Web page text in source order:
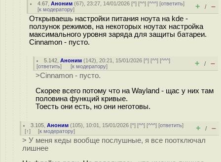
4.67 ,Аноним (67), 23:27, 14/01/2026 [^] [^^] [^^^] [ответить]
[к модератору] + / –
Открываешь настройки питания ноута на kde -
ползунок режимов, на некоторых ноутах настройка
максимального уровня заряда для защиты батареи.
Cinnamon - пусто.
5.142 ,Аноним (142), 20:21, 15/01/2026 [^] [^^] [^^^]
[ответить] [к модератору] + / –
>Cinnamon - пусто.
Скорее всего потому что на Wayland - щас у них там
половина функций кривые.
Тоесть они есть, но они неготовы.
3.105 ,Аноним (105), 10:01, 15/01/2026 [^] [^^] [^^^] [ответить]
[↑] [к модератору] + / –
> У меня кеды вообще послушные, я все поотключал
лишнее